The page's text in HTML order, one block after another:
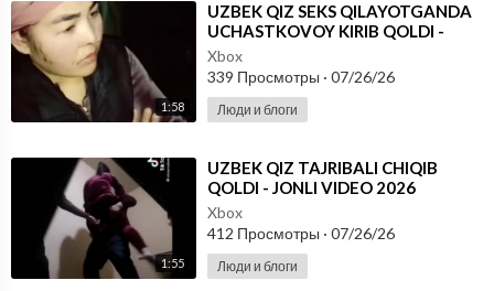
1:58
⁣UZBEK QIZ SEKS QILAYOTGANDA
UCHASTKOVOY KIRIB QOLDI -
JONLI VIDEO 2026
Xbox
339 Просмотры · 07/26/26
Люди и блоги
1:55
⁣UZBEK QIZ TAJRIBALI CHIQIB
QOLDI - JONLI VIDEO 2026
Xbox
412 Просмотры · 07/26/26
Люди и блоги